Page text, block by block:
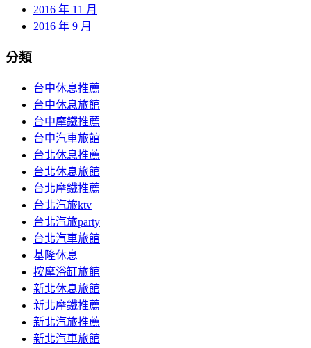
2016 年 11 月
2016 年 9 月
分類
台中休息推薦
台中休息旅館
台中摩鐵推薦
台中汽車旅館
台北休息推薦
台北休息旅館
台北摩鐵推薦
台北汽旅ktv
台北汽旅party
台北汽車旅館
基隆休息
按摩浴缸旅館
新北休息旅館
新北摩鐵推薦
新北汽旅推薦
新北汽車旅館